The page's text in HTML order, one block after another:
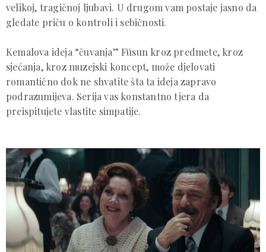
velikoj, tragičnoj ljubavi. U drugom vam postaje jasno da
gledate priču o kontroli i sebičnosti.
Kemalova ideja “čuvanja” Füsun kroz predmete, kroz
sjećanja, kroz muzejski koncept, može djelovati
romantično dok ne shvatite šta ta ideja zapravo
podrazumijeva. Serija vas konstantno tjera da
preispitujete vlastite simpatije.